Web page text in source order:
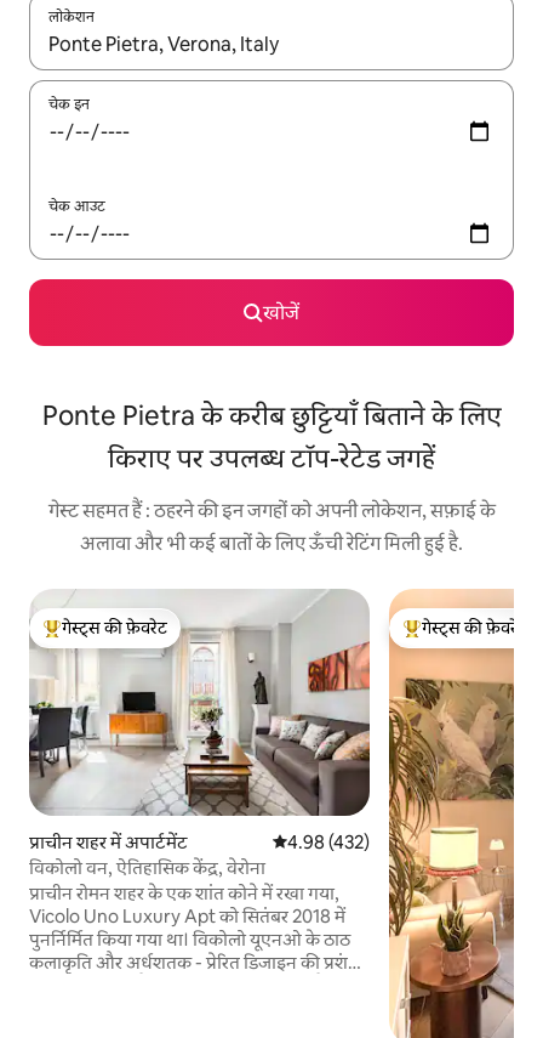
लोकेशन
नतीजों के उपलब्ध होने पर, अप और डाउन 'ऐरो की' का इस्तेमाल करके नेविगेट
चेक इन
चेक आउट
खोजें
Ponte Pietra के करीब छुट्टियाँ बिताने के लिए
किराए पर उपलब्ध टॉप-रेटेड जगहें
गेस्ट सहमत हैं : ठहरने की इन जगहों को अपनी लोकेशन, सफ़ाई के
अलावा और भी कई बातों के लिए ऊँची रेटिंग मिली हुई है.
गेस्ट्स का टॉप फ़ेवरेट
गेस्ट्स की फ़ेवरेट
प्राचीन शहर में अपार्टमेंट औसत रेटिंग 5 में से 4.98, 432 समीक्षाएँ
4.98 (432)
विकोलो वन, ऐतिहासिक केंद्र, वेरोना
प्राचीन रोमन शहर के एक शांत कोने में रखा गया,
Vicolo Uno Luxury Apt को सितंबर 2018 में
पुनर्निर्मित किया गया था। विकोलो यूएनओ के ठाठ
कलाकृति और अर्धशतक - प्रेरित डिजाइन की प्रशंसा
गेस्ट्स का टॉप फ़ेवरेट
गेस्ट्स की फ़ेवरेट